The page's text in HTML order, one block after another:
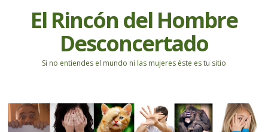
El Rincón del Hombre
Desconcertado
Si no entiendes el mundo ni las mujeres éste es tu sitio